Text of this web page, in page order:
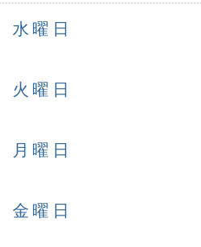
曜日
曜日
曜日
曜日